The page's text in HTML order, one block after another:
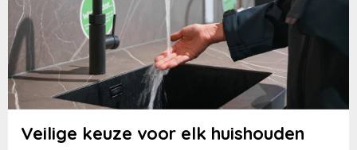
Veilige keuze voor elk huishouden